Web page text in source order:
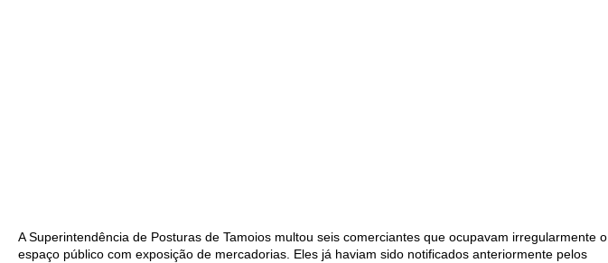
A Superintendência de Posturas de Tamoios multou seis comerciantes que ocupavam irregularmente o
espaço público com exposição de mercadorias. Eles já haviam sido notificados anteriormente pelos